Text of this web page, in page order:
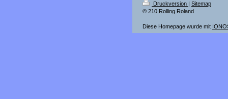
Druckversion | Sitemap
© 210 Rolling Roland
Diese Homepage wurde mit